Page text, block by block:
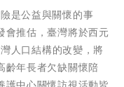
是公益與關懷的事
會推估，臺灣將於西元
人口結構的改變，將
齡年長者欠缺關懷陪